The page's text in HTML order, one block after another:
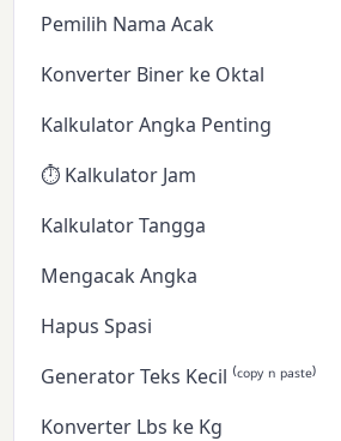
Pemilih Nama Acak
Konverter Biner ke Oktal
Kalkulator Angka Penting
⏱️ Kalkulator Jam
Kalkulator Tangga
Mengacak Angka
Hapus Spasi
Generator Teks Kecil ⁽ᶜᵒᵖʸ ⁿ ᵖᵃˢᵗᵉ⁾
Konverter Lbs ke Kg